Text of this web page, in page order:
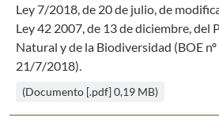
Ley 7/2018, de 20 de julio, de
Ley 42 2007, de 13 de diciembre, del
Natural y de la Biodiversidad (BOE
21/7/2018).
(Documento [.pdf] 0,19 MB)